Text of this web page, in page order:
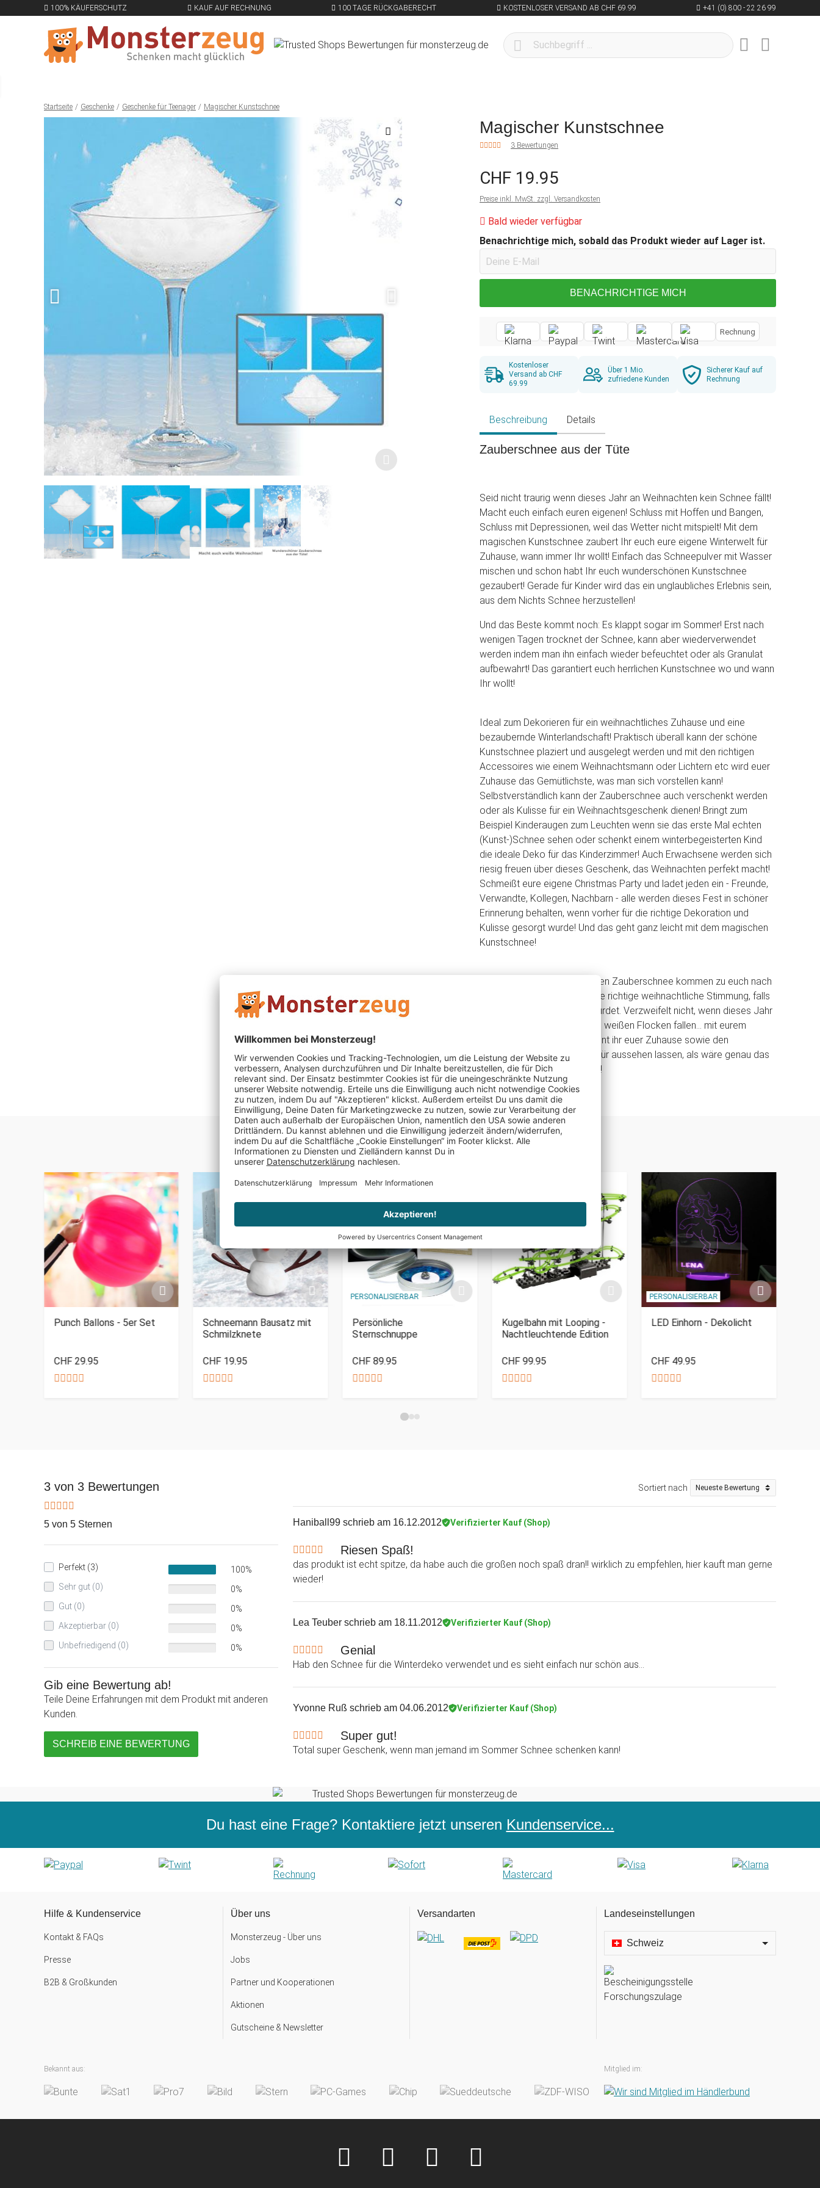
100% KÄUFERSCHUTZ KAUF AUF RECHNUNG 100 TAGE RÜCKGABERECHT KOSTENLOSER VERSAND AB CHF 69.99 +41 (0) 800 - 22 26 99
Startseite Geschenke Geschenke für Teenager Magischer Kunstschnee
Magischer Kunstschnee
3 Bewertungen
CHF 19.95
Preise inkl. MwSt. zzgl. Versandkosten
Bald wieder verfügbar
Benachrichtige mich, sobald das Produkt wieder auf Lager ist.
BENACHRICHTIGE MICH
Rechnung
Kostenloser
Versand ab CHF
69.99
Über 1 Mio.
zufriedene Kunden
Sicherer Kauf auf
Rechnung
Beschreibung Details
Zauberschnee aus der Tüte
Seid nicht traurig wenn dieses Jahr an Weihnachten kein Schnee fällt!
Macht euch einfach euren eigenen! Schluss mit Hoffen und Bangen,
Schluss mit Depressionen, weil das Wetter nicht mitspielt! Mit dem
magischen Kunstschnee zaubert Ihr euch eure eigene Winterwelt für
Zuhause, wann immer Ihr wollt! Einfach das Schneepulver mit Wasser
mischen und schon habt Ihr euch wunderschönen Kunstschnee
gezaubert! Gerade für Kinder wird das ein unglaubliches Erlebnis sein,
aus dem Nichts Schnee herzustellen!
Und das Beste kommt noch: Es klappt sogar im Sommer! Erst nach
wenigen Tagen trocknet der Schnee, kann aber wiederverwendet
werden indem man ihn einfach wieder befeuchtet oder als Granulat
aufbewahrt! Das garantiert euch herrlichen Kunstschnee wo und wann
Ihr wollt!
Ideal zum Dekorieren für ein weihnachtliches Zuhause und eine
bezaubernde Winterlandschaft! Praktisch überall kann der schöne
Kunstschnee plaziert und ausgelegt werden und mit den richtigen
Accessoires wie einem Weihnachtsmann oder Lichtern etc wird euer
Zuhause das Gemütlichste, was man sich vorstellen kann!
Selbstverständlich kann der Zauberschnee auch verschenkt werden
oder als Kulisse für ein Weihnachtsgeschenk dienen! Bringt zum
Beispiel Kinderaugen zum Leuchten wenn sie das erste Mal echten
(Kunst-)Schnee sehen oder schenkt einem winterbegeisterten Kind
die ideale Deko für das Kinderzimmer! Auch Erwachsene werden sich
riesig freuen über dieses Geschenk, das Weihnachten perfekt macht!
Schmeißt eure eigene Christmas Party und ladet jeden ein - Freunde,
Verwandte, Kollegen, Nachbarn - alle werden dieses Fest in schöner
Erinnerung behalten, wenn vorher für die richtige Dekoration und
Kulisse gesorgt wurde! Und das geht ganz leicht mit dem magischen
Kunstschnee!
100g von diesem einzigartigen Zauberschnee kommen zu euch nach
Hause und bringen euch in die richtige weihnachtliche Stimmung, falls
Ihr noch nicht angesteckt wurdet. Verzweifelt nicht, wenn dieses Jahr
an Heiligabend keine großen, weißen Flocken fallen... mit eurem
magischen Kunstschnee könnt ihr euer Zuhause sowie den
Eingangsbereich eurer Haustür aussehen lassen, als wäre genau das
passiert! Frohe Weihnachten!
Produktinfos:
Das könnte Dir auch gefallen
Punch Ballons - 5er Set
CHF 29.95
Schneemann Bausatz mit
Schmilzknete
CHF 19.95
PERSONALISIERBAR
Persönliche
Sternschnuppe
CHF 89.95
Kugelbahn mit Looping -
Nachtleuchtende Edition
CHF 99.95
PERSONALISIERBAR
LED Einhorn - Dekolicht
CHF 49.95
3 von 3 Bewertungen
5 von 5 Sternen
Perfekt (3)
100%
Sehr gut (0)
0%
Gut (0)
0%
Akzeptierbar (0)
0%
Unbefriedigend (0)
0%
Gib eine Bewertung ab!
Teile Deine Erfahrungen mit dem Produkt mit anderen
Kunden.
SCHREIB EINE BEWERTUNG
Sortiert nach
Haniball99 schrieb am 16.12.2012 Verifizierter Kauf (Shop)
Riesen Spaß!
das produkt ist echt spitze, da habe auch die großen noch spaß dran!! wirklich zu empfehlen, hier kauft man gerne
wieder!
Lea Teuber schrieb am 18.11.2012 Verifizierter Kauf (Shop)
Genial
Hab den Schnee für die Winterdeko verwendet und es sieht einfach nur schön aus...
Yvonne Ruß schrieb am 04.06.2012 Verifizierter Kauf (Shop)
Super gut!
Total super Geschenk, wenn man jemand im Sommer Schnee schenken kann!
Du hast eine Frage? Kontaktiere jetzt unseren Kundenservice...
Hilfe & Kundenservice
Kontakt & FAQs
Presse
B2B & Großkunden
Über uns
Monsterzeug - Über uns
Jobs
Partner und Kooperationen
Aktionen
Gutscheine & Newsletter
Versandarten Landeseinstellungen
Schweiz
Bekannt aus: Mitglied im: